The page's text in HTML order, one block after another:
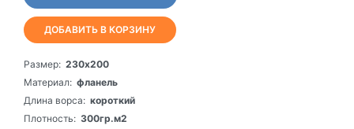
ДОБАВИТЬ В КОРЗИНУ
Размер: 230х200
Материал: фланель
Длина ворса: короткий
Плотность: 300гр.м2